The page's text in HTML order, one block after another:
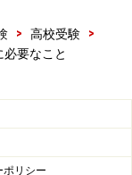
変さが大きく異
、バスケ部、バ
がつくかと思い
> 高校受験
>
必要なこと
ポリシー